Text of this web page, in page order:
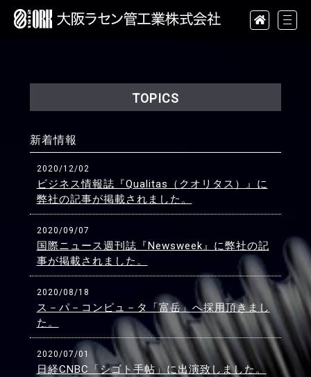
TOPICS
新着情報
2020/12/02
ビジネス情報誌『Qualitas（クオリタス）』に
弊社の記事が掲載されました。
2020/09/07
国際ニュース週刊誌『Newsweek』に弊社の記
事が掲載されました。
2020/08/18
ス－パ－コンピュ－タ「富岳」へ採用頂きまし
た。
2020/07/01
日経CNBC「シゴト手帖」に出演致しました。